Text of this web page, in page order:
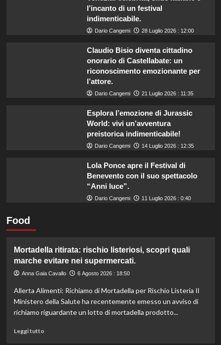
l’incanto di un festival
indimenticabile.
Dario Cangemi 28 Luglio 2026 : 12:00
Claudio Bisio diventa cittadino
onorario di Castellabate: un
riconoscimento emozionante per
l’attore.
Dario Cangemi 21 Luglio 2026 : 11:35
Esplora l’emozione di Jurassic
World: vivi un’avventura
preistorica indimenticabile!
Dario Cangemi 14 Luglio 2026 : 12:35
Lola Ponce apre il Festival di
Benevento con il suo spettacolo
“Anni luce”.
Dario Cangemi 11 Luglio 2026 : 0:40
Food
Mortadella ritirata: rischio listeriosi, scopri quali
marche evitare nei supermercati.
Anna Gaia Cavallo 6 Agosto 2026 : 18:50
Allerta Alimenti: Richiamo di Mortadella per Rischio Listeria Il
Ministero della Salute ha recentemente emesso un avviso di
richiamo riguardante un lotto di mortadella prodotto...
Leggi tuttoLeggi